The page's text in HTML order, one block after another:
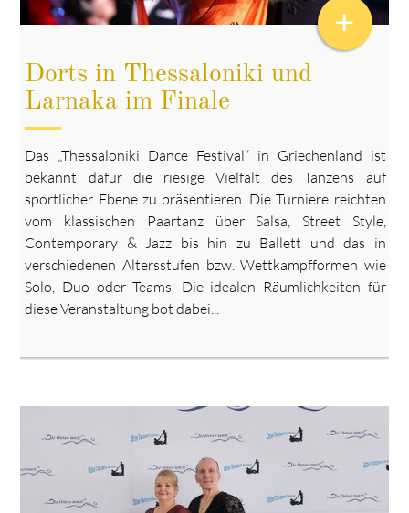
Dorts in Thessaloniki und
Larnaka im Finale
Das „Thessaloniki Dance Festival“ in Griechenland ist
bekannt dafür die riesige Vielfalt des Tanzens auf
sportlicher Ebene zu präsentieren. Die Turniere reichten
vom klassischen Paartanz über Salsa, Street Style,
Contemporary & Jazz bis hin zu Ballett und das in
verschiedenen Altersstufen bzw. Wettkampfformen wie
Solo, Duo oder Teams. Die idealen Räumlichkeiten für
diese Veranstaltung bot dabei...
+